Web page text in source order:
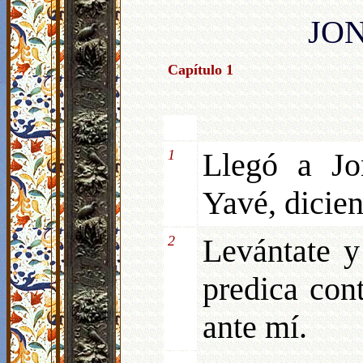
Capítulo 1
1
Llegó a
Yavé,
2
Levántate
predica
ante mí.